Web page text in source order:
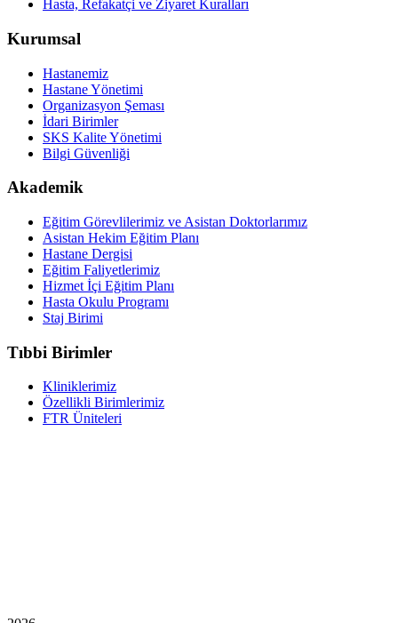
Hasta, Refakatçi ve Ziyaret Kuralları
Kurumsal
Hastanemiz
Hastane Yönetimi
Organizasyon Şeması
İdari Birimler
SKS Kalite Yönetimi
Bilgi Güvenliği
Akademik
Eğitim Görevlilerimiz ve Asistan Doktorlarımız
Asistan Hekim Eğitim Planı
Hastane Dergisi
Eğitim Faliyetlerimiz
Hizmet İçi Eğitim Planı
Hasta Okulu Programı
Staj Birimi
Tıbbi Birimler
Kliniklerimiz
Özellikli Birimlerimiz
FTR Üniteleri